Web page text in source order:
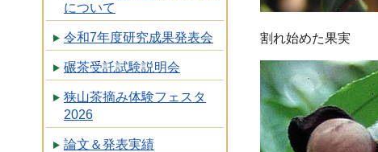
について
令和7年度研究成果発表会
碾茶受託試験説明会
狭山茶摘み体験フェスタ
2026
論文＆発表実績
割れ始めた果実